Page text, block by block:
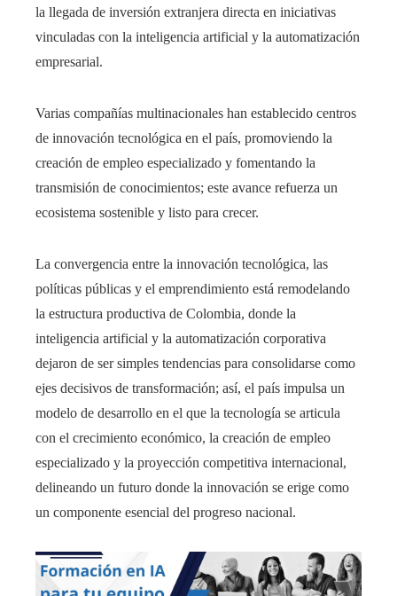
la llegada de inversión extranjera directa en iniciativas
vinculadas con la inteligencia artificial y la automatización
empresarial.
Varias compañías multinacionales han establecido centros
de innovación tecnológica en el país, promoviendo la
creación de empleo especializado y fomentando la
transmisión de conocimientos; este avance refuerza un
ecosistema sostenible y listo para crecer.
La convergencia entre la innovación tecnológica, las
políticas públicas y el emprendimiento está remodelando
la estructura productiva de Colombia, donde la
inteligencia artificial y la automatización corporativa
dejaron de ser simples tendencias para consolidarse como
ejes decisivos de transformación; así, el país impulsa un
modelo de desarrollo en el que la tecnología se articula
con el crecimiento económico, la creación de empleo
especializado y la proyección competitiva internacional,
delineando un futuro donde la innovación se erige como
un componente esencial del progreso nacional.